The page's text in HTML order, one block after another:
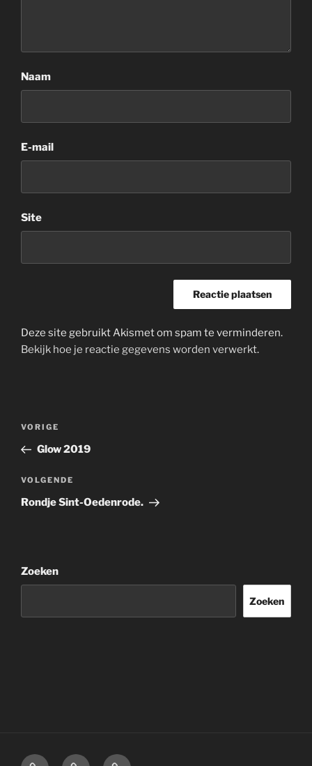
Naam
E-mail
Site
Deze site gebruikt Akismet om spam te verminderen.
Bekijk hoe je reactie gegevens worden verwerkt.
Bericht
Vorig
bericht
VORIGE
Glow 2019
Volgend
bericht
VOLGENDE
Rondje Sint-Oedenrode.
Zoeken
Zoeken
Home Over Disclaimer.